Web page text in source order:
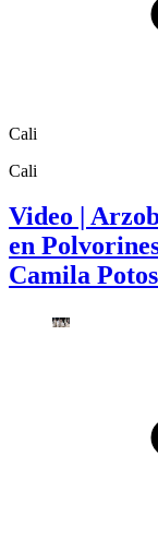
Cali
Cali
Video |
en
Camila